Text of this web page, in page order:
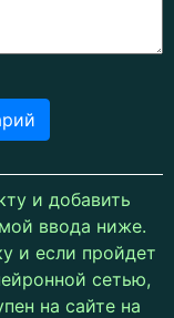
и добавить
ввода ниже.
и если пройдет
сетью,
на сайте на